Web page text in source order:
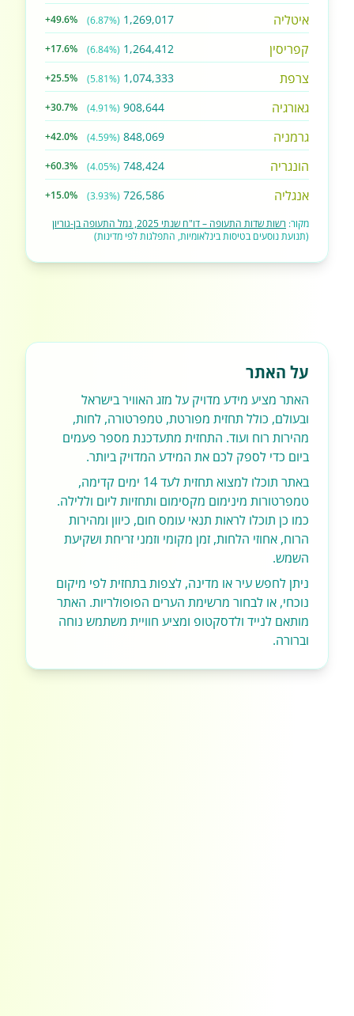
איטליה 1,269,017
(6.87%)
+49.6%
קפריסין 1,264,412
(6.84%)
+17.6%
צרפת 1,074,333
(5.81%)
+25.5%
גאורגיה 908,644
(4.91%)
+30.7%
גרמניה 848,069
(4.59%)
+42.0%
הונגריה 748,424
(4.05%)
+60.3%
אנגליה 726,586
(3.93%)
+15.0%
מקור: רשות שדות התעופה – דו"ח שנתי 2025, נמל התעופה בן-גוריון
(תנועת נוסעים בטיסות בינלאומיות, התפלגות לפי מדינות)
על האתר
האתר מציע מידע מדויק על מזג האוויר בישראל
ובעולם, כולל תחזית מפורטת, טמפרטורה, לחות,
מהירות רוח ועוד. התחזית מתעדכנת מספר פעמים
ביום כדי לספק לכם את המידע המדויק ביותר.
באתר תוכלו למצוא תחזית לעד 14 ימים קדימה,
טמפרטורות מינימום מקסימום ותחזיות ליום וללילה.
כמו כן תוכלו לראות תנאי עומס חום, כיוון ומהירות
הרוח, אחוזי הלחות, זמן מקומי וזמני זריחת ושקיעת
השמש.
ניתן לחפש עיר או מדינה, לצפות בתחזית לפי מיקום
נוכחי, או לבחור מרשימת הערים הפופולריות. האתר
מותאם לנייד ולדסקטופ ומציע חוויית משתמש נוחה
וברורה.